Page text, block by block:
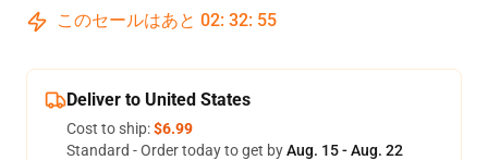
このセールはあと 02: 32: 54
Deliver to United States
Cost to ship:$6.99
Standard - Order today to get byAug. 15 - Aug. 22